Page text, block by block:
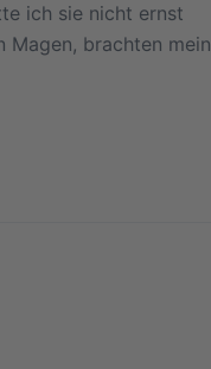
ich sie nicht ernst
Magen, brachten mein